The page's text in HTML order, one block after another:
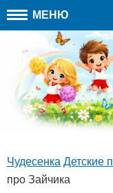
МЕНЮ
Чудесенка Детские
про Зайчика